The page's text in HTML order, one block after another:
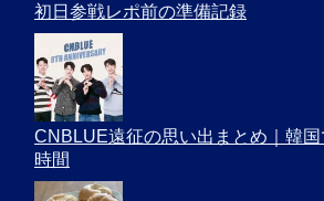
初日参戦レポ前の準備記録
CNBLUE遠征の思い出まとめ｜韓
時間